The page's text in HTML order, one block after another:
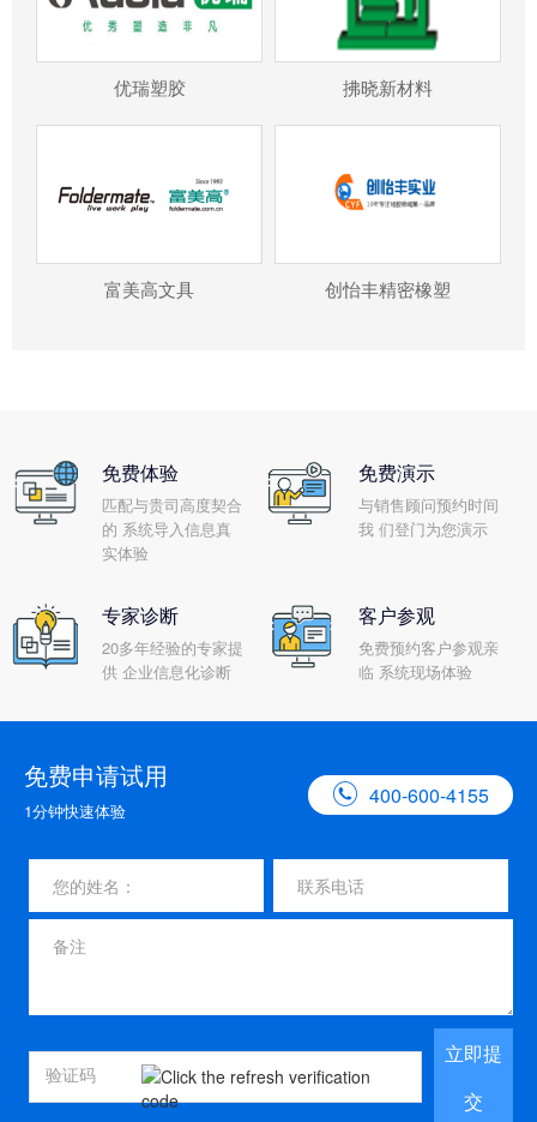
优瑞塑胶 拂晓新材料
富美高文具 创怡丰精密橡塑
免费体验
匹配与贵司高度契合
的 系统导入信息真
实体验
免费演示
与销售顾问预约时间
我 们登门为您演示
专家诊断
20多年经验的专家提
供 企业信息化诊断
客户参观
免费预约客户参观亲
临 系统现场体验
免费申请试用
1分钟快速体验
 400-600-4155
立即提
交